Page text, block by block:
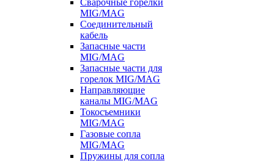
Сварочные горелки
MIG/MAG
Соединительный
кабель
Запасные части
MIG/MAG
Запасные части для
горелок MIG/MAG
Направляющие
каналы MIG/MAG
Токосъемники
MIG/MAG
Газовые сопла
MIG/MAG
Пружины для сопла